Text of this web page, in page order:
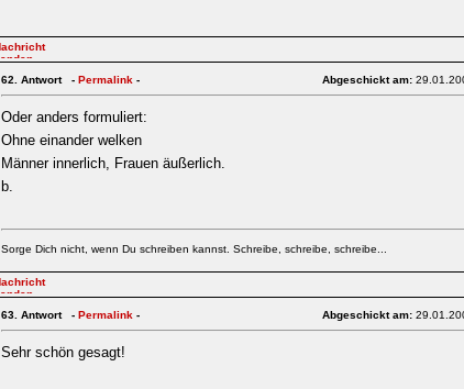
62. Antwort - Permalink - Abgeschickt am:
Oder anders formuliert:
Ohne einander welken
Männer innerlich, Frauen äußerlich.
b.
Sorge Dich nicht, wenn Du schreiben kannst. Schreibe, schreibe, schreibe...
63. Antwort - Permalink - Abgeschickt am:
Sehr schön gesagt!